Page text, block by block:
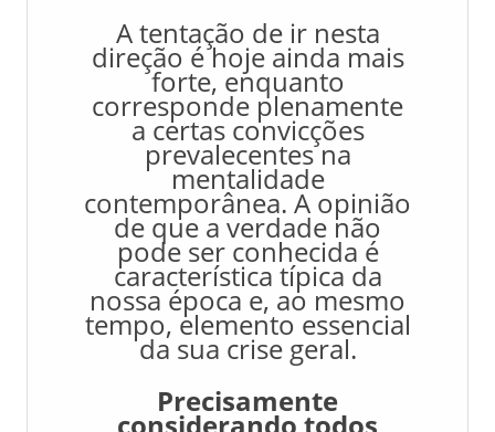
A tentação de ir nesta
direção é hoje ainda mais
forte, enquanto
corresponde plenamente
a certas convicções
prevalecentes na
mentalidade
contemporânea. A opinião
de que a verdade não
pode ser conhecida é
característica típica da
nossa época e, ao mesmo
tempo, elemento essencial
da sua crise geral.
Precisamente